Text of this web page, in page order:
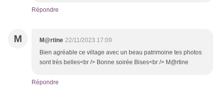
Répondre
M M@rtine 22/11/2023 17:09
Bien agréable ce village avec un beau patrimoine tes photos
sont très belles<br /> Bonne soirée Bises<br /> M@rtine
Répondre